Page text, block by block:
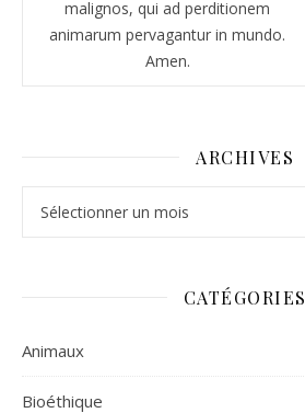
malignos, qui ad perditionem
animarum pervagantur in mundo.
Amen.
ARCHIVES
CATÉGORIES
Animaux
Bioéthique